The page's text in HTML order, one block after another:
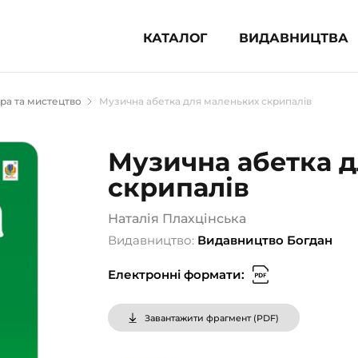
КАТАЛОГ ВИДАВНИЦТВА
література (1854)
для підлітків (240)
популярна література (1015)
література та посібники
довідники, словники
сертифікати (1)
та мистецтво Музична абетка для маленьких скрипалів
Музична абетка
скрипалів
Наталія Плахцінська
Видавництво: Видавництво Богдан
Електронні формати:
Завантажити фрагмент (PDF)